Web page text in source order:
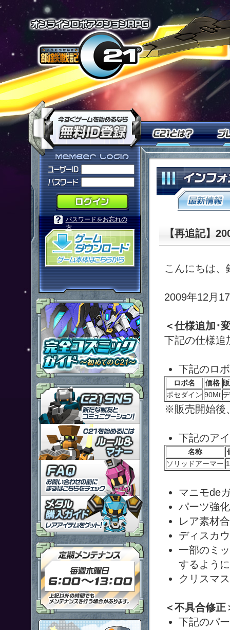
オンライン
Ｃ２１
今すぐ「鋼鉄戦記Ｃ２１」
「鋼鉄戦記Ｃ２１」メンバーロ
パスワードをお忘れの
方
「鋼鉄戦記Ｃ２１」ゲームダウン
【再追記】
こんにちは、
2009年12月
＜仕様追加･
下記の仕様追
下記のロ
ロボ名 価格
ポセダイン 90Mt
※販売開始後
下記のア
名称
ソリッドアーマー
マニモde
パーツ強
レア素材
ディスカ
一部のミ
するよう
クリスマ
＜不具合修正
下記のパ
「鋼鉄戦記Ｃ２１」ＳＮＳ
「鋼鉄戦記Ｃ２１」ＦＡＱ
メタル購入ガイドはこちらから
定期メンテナンス 毎週木曜
ポイント感覚で有料通貨をゲッ